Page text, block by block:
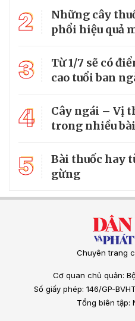
2
Những cây
phổi hiệu quả
3
Từ 1/7 sẽ có
cao tuổi ban
4
Cây ngái – Vị
trong nhiều
5
Bài thuốc hay
gừng
Chuyên trang
Cơ quan chủ quản:
Số giấy phép: 146/GP-
Tổng biên tập: